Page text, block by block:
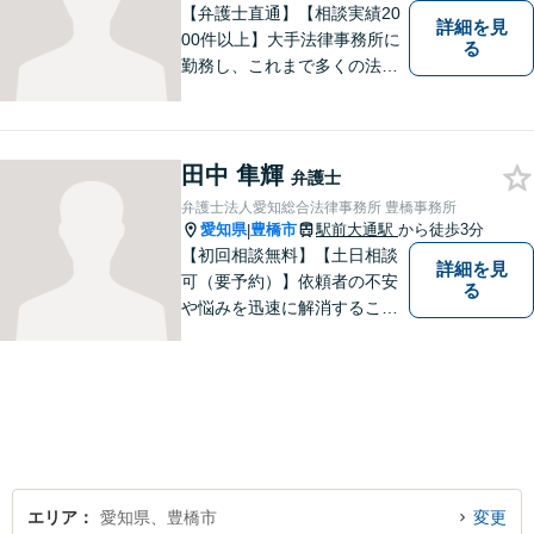
【弁護士直通】【相談実績20
00件以上】大手法律事務所に
勤務し、これまで多くの法律
軽にお電話ください。
詳細を見
る
田中 隼輝 弁護士
弁護士法人愛知総合法律事務所 豊橋事務所
愛知県|豊橋市 駅前大通駅 から徒歩3分
【初回相談無料】【土日相談
可（要予約）】依頼者の不安
や悩みを迅速に解消すること
分】
詳細を見
る
エリア 愛知県、豊橋市 変更